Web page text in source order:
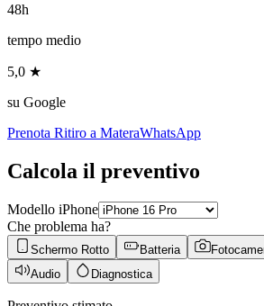
48h
tempo medio
5,0 ★
su Google
Prenota Ritiro a MateraWhatsApp
Calcola il preventivo
Modello iPhone
Che problema ha?
Schermo Rotto Batteria
Audio
Diagnostica